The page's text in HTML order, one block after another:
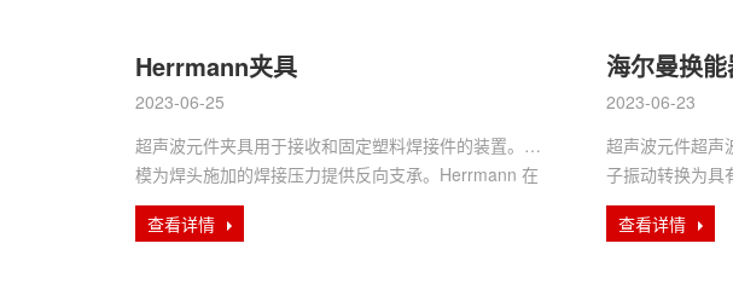
Herrmann夹具
2023-06-25
超声波元件夹具用于接收和固定塑料焊接件的装置。底
模为焊头施加的焊接压力提供反向支承。Herrmann 在
夹具设计领域具有···
查看详情
海尔曼换
2023-06-23
超声波元件超声
子振动转换为具
生产环境条件，超
查看详情